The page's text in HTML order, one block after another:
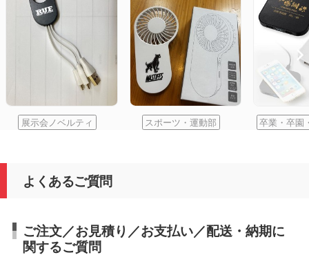
展示会ノベルティ スポーツ・運動部 卒業・卒園
よくあるご質問
ご注文／お見積り／お支払い／配送・納期に
関するご質問